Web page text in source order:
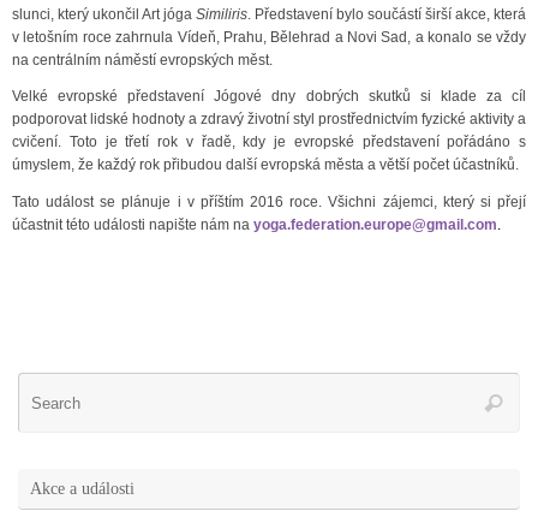
slunci, který ukončil Art jóga Similiris . Představení bylo součástí širší akce, která
v letošním roce zahrnula Vídeň, Prahu, Bělehrad a Novi Sad, a konalo se vždy
na centrálním náměstí evropských měst.
Velké evropské představení Jógové dny dobrých skutků si klade za cíl
podporovat lidské hodnoty a zdravý životní styl prostřednictvím fyzické aktivity a
cvičení. Toto je třetí rok v řadě, kdy je evropské představení pořádáno s
úmyslem, že každý rok přibudou další evropská města a větší počet účastníků.
Tato událost se plánuje i v příštím 2016 roce. Všichni zájemci, který si přejí
účastnit této události napište nám na yoga.federation.europe@gmail.com
Akce a události